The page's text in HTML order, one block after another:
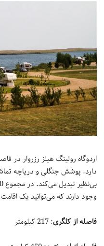
دارد. پوشش جنگلی و دریاچه
وجود دارند که می‌توانید یک
فاصله از کلگری: 217 کیلومتر